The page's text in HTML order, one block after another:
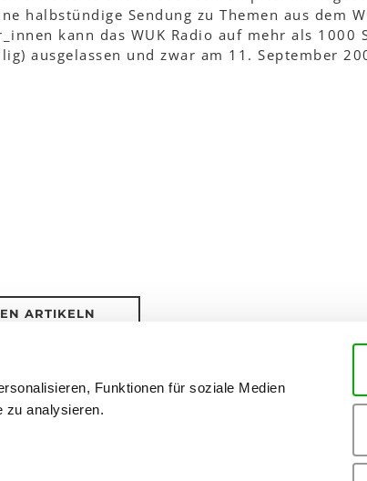
Funktionen für soziale Medien
zu analysieren.
halbstündige Sendung zu Themen aus dem
kann das WUK Radio auf mehr als 1000
ausgelassen und zwar am 11. September
ARTIKELN